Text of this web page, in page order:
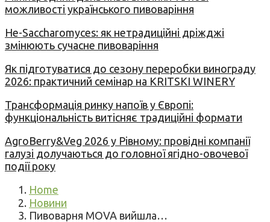
можливості українського пивоваріння
Не-Saccharomyces: як нетрадиційні дріжджі
змінюють сучасне пивоваріння
Як підготуватися до сезону переробки винограду
2026: практичний семінар на KRITSKI WINERY
Трансформація ринку напоїв у Європі:
функціональність витісняє традиційні формати
AgroBerry&Veg 2026 у Рівному: провідні компанії
галузі долучаються до головної ягідно-овочевої
події року
Home
Новини
Пивоварня MOVA вийшла…